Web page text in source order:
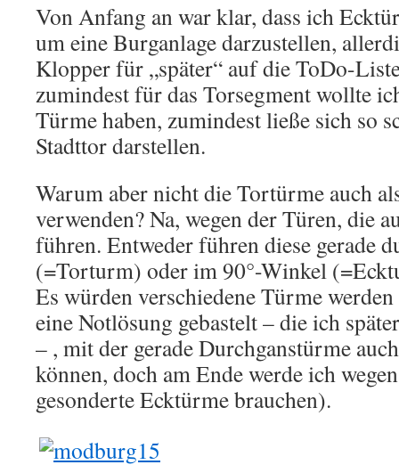
Von Anfang an war klar, dass ich
um eine Burganlage darzustellen,
Klopper für „später“ auf die ToDo-
zumindest für das Torsegment wollte
Türme haben, zumindest ließe sich so
Stadttor darstellen.
Warum aber nicht die Tortürme auch
verwenden? Na, wegen der Türen, die
führen. Entweder führen diese gerade
(=Torturm) oder im 90°-Winkel
Es würden verschiedene Türme
eine Notlösung gebastelt – die ich
– , mit der gerade Durchganstürme
können, doch am Ende werde ich
gesonderte Ecktürme brauchen).